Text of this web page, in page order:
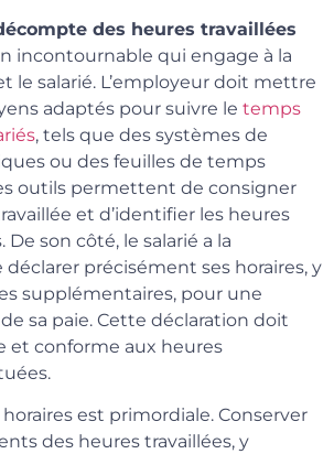
des heures travaillées
incontournable qui engage à la
le salarié. L’employeur doit mettre
adaptés pour suivre le temps
, tels que des systèmes de
ou des feuilles de temps
outils permettent de consigner
et d’identifier les heures
son côté, le salarié a la
précisément ses horaires, y
supplémentaires, pour une
sa paie. Cette déclaration doit
et conforme aux heures
est primordiale. Conserver
des heures travaillées, y